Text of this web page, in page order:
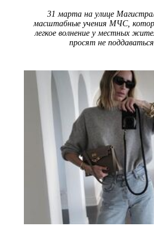
31 марта на улице
масштабные учения МЧС,
легкое волнение у местных
просят не